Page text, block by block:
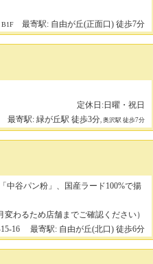
B1F 最寄駅: 自由が丘(正面口) 徒歩7分
定休日:日曜・祝日
最寄駅: 緑が丘駅 徒歩3分, 奥沢駅 徒歩7分
中谷パン粉」、国産ラード100%で揚
わるため店舗までご確認ください）
16
最寄駅: 自由が丘(北口) 徒歩6分